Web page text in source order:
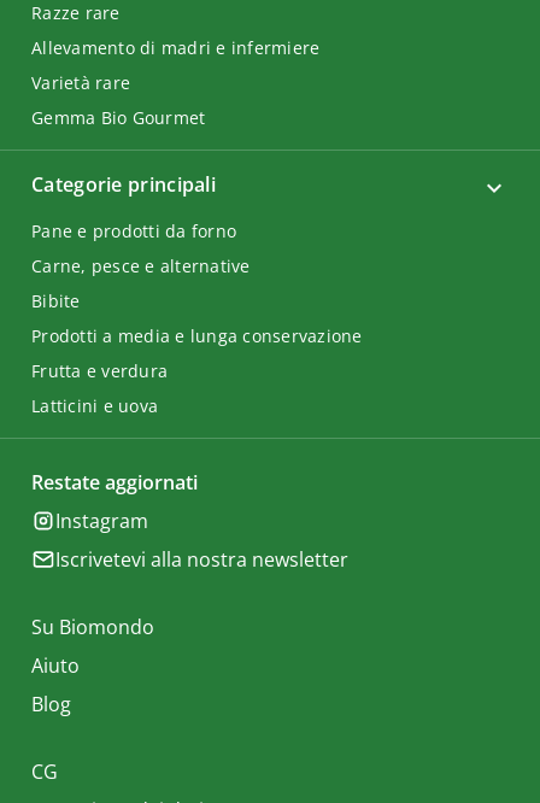
Categorie principali
Pane e prodotti da forno
Carne, pesce e alternative
Bibite
Prodotti a media e lunga conservazione
Frutta e verdura
Latticini e uova
Razze rare
Allevamento di madri e infermiere
Varietà rare
Gemma Bio Gourmet
Restate aggiornati
Instagram
Iscrivetevi alla nostra newsletter
Su Biomondo
Aiuto
Blog
CG